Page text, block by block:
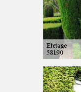
qualifié
avec
Voir